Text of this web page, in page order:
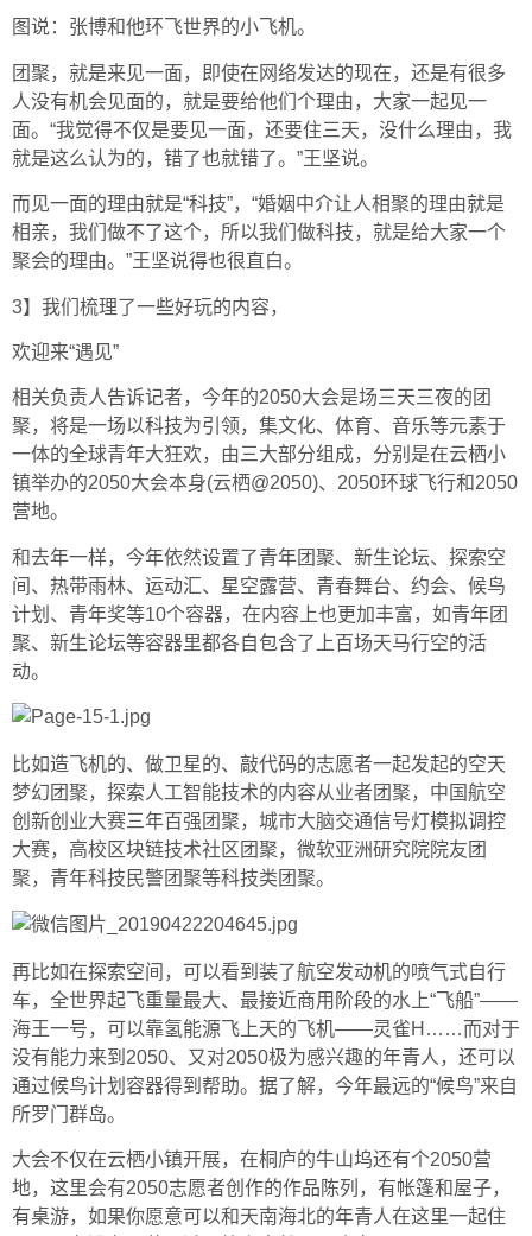
图说：张博和他环飞世界的小飞机。
团聚，就是来见一面，即使在网络发达的现在，还是有很多
人没有机会见面的，就是要给他们个理由，大家一起见一
面。“我觉得不仅是要见一面，还要住三天，没什么理由，我
就是这么认为的，错了也就错了。”王坚说。
而见一面的理由就是“科技”，“婚姻中介让人相聚的理由就是
相亲，我们做不了这个，所以我们做科技，就是给大家一个
聚会的理由。”王坚说得也很直白。
3】我们梳理了一些好玩的内容，
欢迎来“遇见”
相关负责人告诉记者，今年的2050大会是场三天三夜的团
聚，将是一场以科技为引领，集文化、体育、音乐等元素于
一体的全球青年大狂欢，由三大部分组成，分别是在云栖小
镇举办的2050大会本身(云栖@2050)、2050环球飞行和2050
营地。
和去年一样，今年依然设置了青年团聚、新生论坛、探索空
间、热带雨林、运动汇、星空露营、青春舞台、约会、候鸟
计划、青年奖等10个容器，在内容上也更加丰富，如青年团
聚、新生论坛等容器里都各自包含了上百场天马行空的活
动。
比如造飞机的、做卫星的、敲代码的志愿者一起发起的空天
梦幻团聚，探索人工智能技术的内容从业者团聚，中国航空
创新创业大赛三年百强团聚，城市大脑交通信号灯模拟调控
大赛，高校区块链技术社区团聚，微软亚洲研究院院友团
聚，青年科技民警团聚等科技类团聚。
再比如在探索空间，可以看到装了航空发动机的喷气式自行
车，全世界起飞重量最大、最接近商用阶段的水上“飞船”——
海王一号，可以靠氢能源飞上天的飞机——灵雀H……而对于
没有能力来到2050、又对2050极为感兴趣的年青人，还可以
通过候鸟计划容器得到帮助。据了解，今年最远的“候鸟”来自
所罗门群岛。
大会不仅在云栖小镇开展，在桐庐的牛山坞还有个2050营
地，这里会有2050志愿者创作的作品陈列，有帐篷和屋子，
有桌游，如果你愿意可以和天南海北的年青人在这里一起住